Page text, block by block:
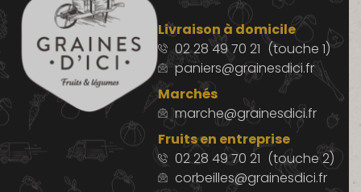
Livraison à domicile
02 28 49 70 21 (touche 1)
paniers@grainesdici.fr
Marchés
marche@grainesdici.fr
Fruits en entreprise
02 28 49 70 21 (touche 2)
corbeilles@grainesdici.fr